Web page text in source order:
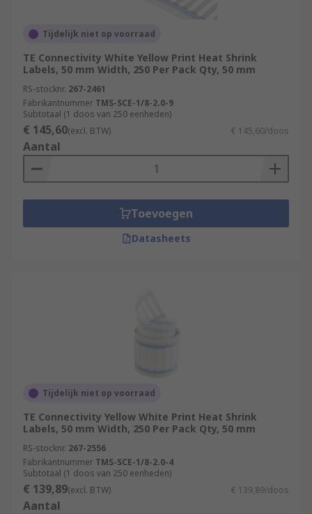
Tijdelijk niet op voorraad
TE Connectivity White Yellow Print Heat Shrink
Labels, 50 mm Width, 250 Per Pack Qty, 50 mm
RS-stocknr. 267-2461
Fabrikantnummer TMS-SCE-1/8-2.0-9
Subtotaal (1 doos van 250 eenheden)
€ 145,60(excl. BTW) € 145,60/doos
Aantal
Toevoegen
Datasheets
Tijdelijk niet op voorraad
TE Connectivity Yellow White Print Heat Shrink
Labels, 50 mm Width, 250 Per Pack Qty, 50 mm
RS-stocknr. 267-2556
Fabrikantnummer TMS-SCE-1/8-2.0-4
Subtotaal (1 doos van 250 eenheden)
€ 139,89(excl. BTW) € 139,89/doos
Aantal